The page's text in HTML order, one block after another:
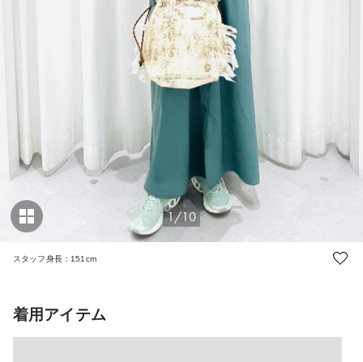
1/10
スタッフ身長：151cm
着用アイテム